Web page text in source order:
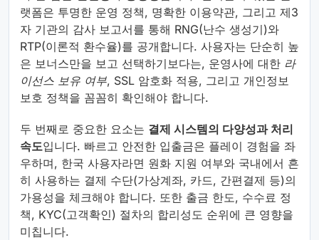
랫폼은 투명한 운영 정책, 명확한 이용약관, 그리고 제3
자 기관의 감사 보고서를 통해 RNG(난수 생성기)와
RTP(이론적 환수율)를 공개합니다. 사용자는 단순히 높
은 보너스만을 보고 선택하기보다는, 운영사에 대한 라
이선스 보유 여부, SSL 암호화 적용, 그리고 개인정보
보호 정책을 꼼꼼히 확인해야 합니다.
두 번째로 중요한 요소는 결제 시스템의 다양성과 처리
속도입니다. 빠르고 안전한 입출금은 플레이 경험을 좌
우하며, 한국 사용자라면 원화 지원 여부와 국내에서 흔
히 사용하는 결제 수단(가상계좌, 카드, 간편결제 등)의
가용성을 체크해야 합니다. 또한 출금 한도, 수수료 정
책, KYC(고객확인) 절차의 합리성도 순위에 큰 영향을
미칩니다.